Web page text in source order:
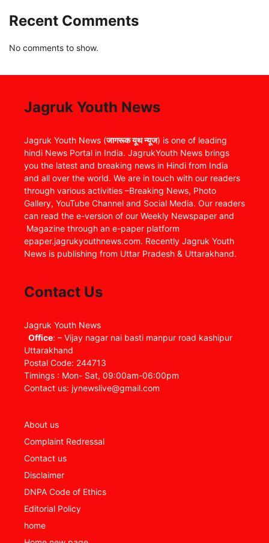
Recent Comments
No comments to show.
Jagruk Youth News
Jagruk Youth News (जागरूक यूथ न्यूज) is one of leading
hindi News Portal in India. JagrukYouth News brings
you the latest and breaking news in Hindi from India
and all over the world. We are in touch with our readers
through various activities –Breaking News, Photo
Gallery, YouTube Channel and Social Media. Our readers
can read the e-version of our Weekly Newspaper and
Magazine through an e-paper platform
epaper.jagrukyouthnews.com. Recently Jagruk Youth
News is publishing from Uttar Pradesh & Uttarakhand.
Contact Us
Jagruk Youth News
Office: – Vijay nagar nai basti manpur road kashipur
Uttarakhand
Postal Code: 244713
Timings : Mon- Sat, 09:00am-06:00pm
Contact us: jynewslive@gmail.com
About us
Complaint Redressal
Contact us
Disclaimer
DNPA Code of Ethics
Editorial Policy
home